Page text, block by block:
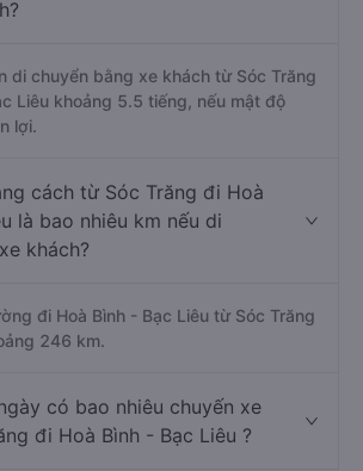
di chuyển bằng xe khách từ Sóc Trăng
Liêu khoảng 5.5 tiếng, nếu mật độ
lợi.
cách từ Sóc Trăng đi Hoà
là bao nhiêu km nếu di
khách?
đi Hoà Bình - Bạc Liêu từ Sóc Trăng
246 km.
có bao nhiêu chuyến xe
đi Hoà Bình - Bạc Liêu ?